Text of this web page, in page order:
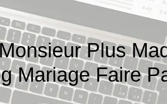
Plus
Mariage Faire